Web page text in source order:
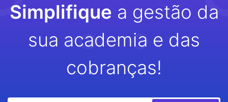
Simplifique a gestão da
sua academia e das
cobranças!